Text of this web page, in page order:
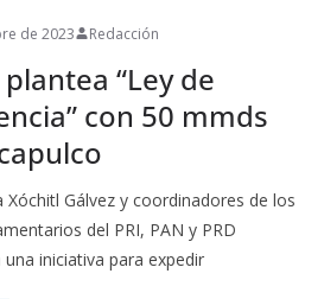
de 2023 Redacción
“Ley de
con 50 mmds
Xóchitl Gálvez y coordinadores de los
del PRI, PAN y PRD
iniciativa para expedir